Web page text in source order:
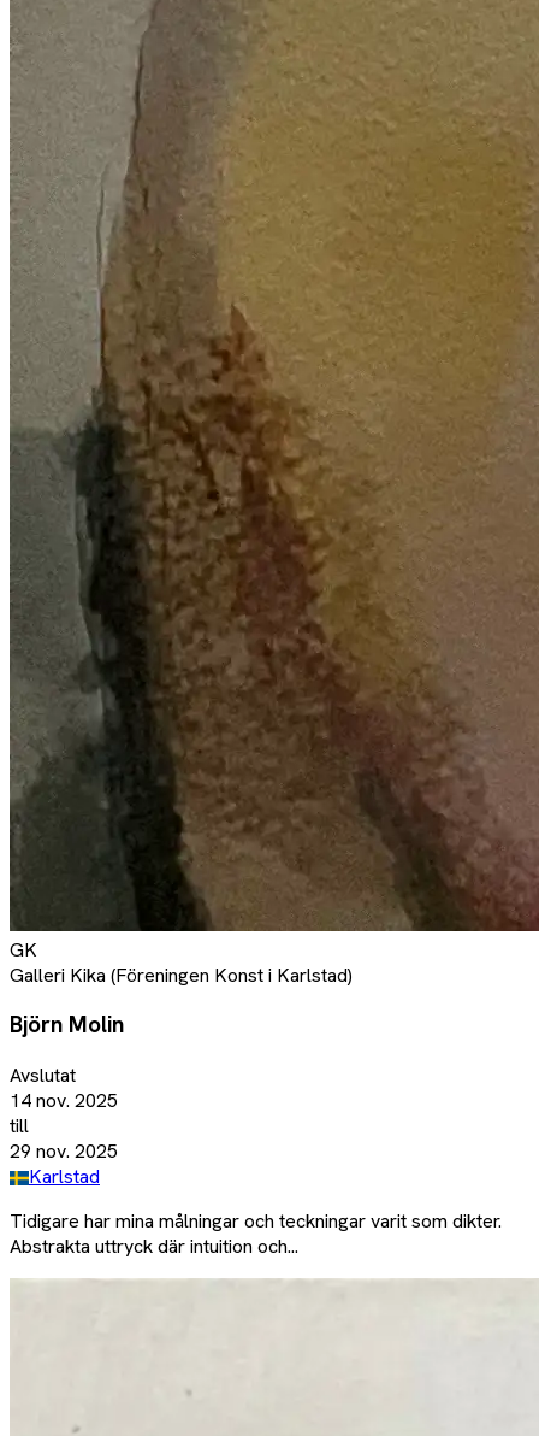
GK
Galleri Kika (Föreningen Konst i Karlstad)
Björn Molin
Avslutat
14 nov. 2025
till
29 nov. 2025
Karlstad
Tidigare har mina målningar och teckningar varit som dikter.
Abstrakta uttryck där intuition och...